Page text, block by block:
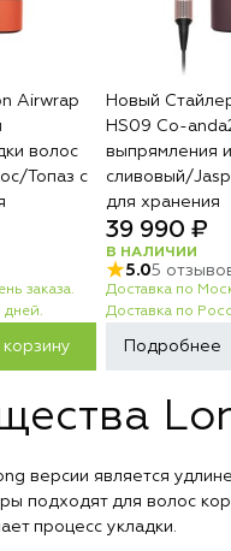
Airwrap
волос
Топаз с
заказа.
дней.
корзину
Новый
HS09 Co-
выпрямления
сливовый/
для хранения
39 990 ₽
В НАЛИЧИИ
5.05
Доставка по
Доставка по
Подробнее
версии является
подходят для волос
процесс укладки.